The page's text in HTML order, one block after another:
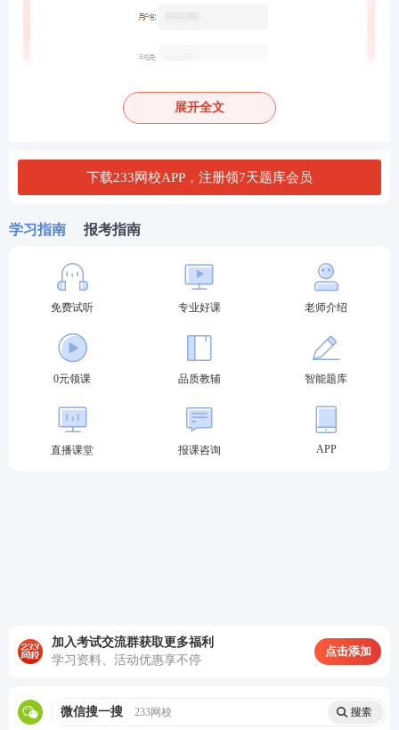
登录 报名时所注册的账号和密码。
进行准考证下载打印。
展开全文
下载233网校APP，注册领7天题库会员
学习指南 报考指南
免费试听 专业好课 老师介绍
0元领课 品质教辅 智能题库
直播课堂 报课咨询 APP
加入考试交流群获取更多福利
学习资料、活动优惠享不停
点击添加
微信搜一搜 233网校